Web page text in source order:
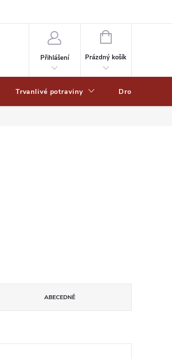
Přihlášení
NÁKUPNÍ
Prázdný košík
Trvanlivé potraviny Drogerie
ABECEDNĚ